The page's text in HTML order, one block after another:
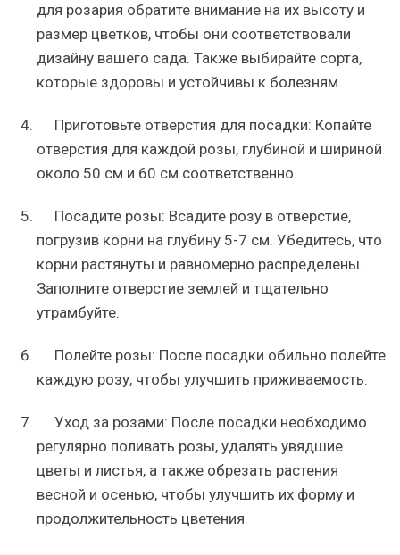
для розария обратите внимание на их высоту и
размер цветков, чтобы они соответствовали
дизайну вашего сада. Также выбирайте сорта,
которые здоровы и устойчивы к болезням.
Приготовьте отверстия для посадки: Копайте
отверстия для каждой розы, глубиной и шириной
около 50 см и 60 см соответственно.
Посадите розы: Всадите розу в отверстие,
погрузив корни на глубину 5-7 см. Убедитесь, что
корни растянуты и равномерно распределены.
Заполните отверстие землей и тщательно
утрамбуйте.
Полейте розы: После посадки обильно полейте
каждую розу, чтобы улучшить приживаемость.
Уход за розами: После посадки необходимо
регулярно поливать розы, удалять увядшие
цветы и листья, а также обрезать растения
весной и осенью, чтобы улучшить их форму и
продолжительность цветения.